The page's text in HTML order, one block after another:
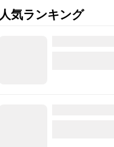
人気ランキング